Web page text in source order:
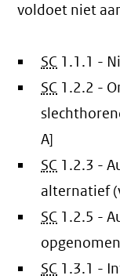
voldoet niet
SC 1.1.1 -
SC 1.2.2 -
A]
SC 1.2.3 -
alternatief
SC 1.2.5 -
SC 1.3.1 -